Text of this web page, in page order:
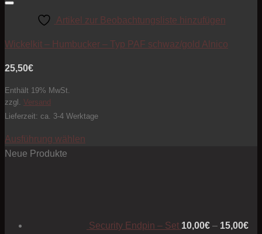
Artikel zur Beobachtungsliste hinzufügen
Wickelkit – Humbucker – Typ PAF schwaz/gold Alnico
25,50€
Enthält 19% MwSt.
zzgl. Versand
Lieferzeit: ca. 3-4 Werktage
Ausführung wählen
Dieses
auf.
Neue Produkte
Security Endpin – Set 10,00€ – 15,00€